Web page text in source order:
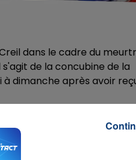
dans le cadre du
de la concubine de la
à dimanche après avoir